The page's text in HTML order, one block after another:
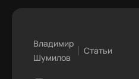
Владимир
Шумилов
Статьи